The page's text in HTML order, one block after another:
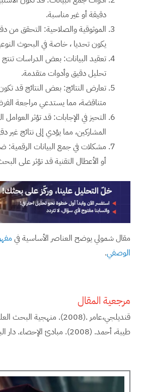
دقيقة أو غير مناسبة.
الموثوقية والصلاحية: التحقق من
يكون تحديا ، خاصة في البحوث
تعقيد البيانات: بعض الدراسات
تحليل دقيق وأدوات متقدمة.
تعارض النتائج: بعض النتائج قد
متناقضة، مما يستدعي مراجعة
التحيز في الإجابات: قد تؤثر العوامل
المشاركين، مما يؤدي إلى نتائج غير
مشكلات في جمع البيانات الرقمية:
أو الأعطال التقنية قد تؤثر على
مقال شمولي يوضح العناصر الأساسية في
الوصفي.
مرجعية المقال
قنديلجي،عامر .(2008). منهجية البحث العلمي. دار اليازوري
طيبة، أحمد. (2008). مبادئ الإحصاء. دار البداية.